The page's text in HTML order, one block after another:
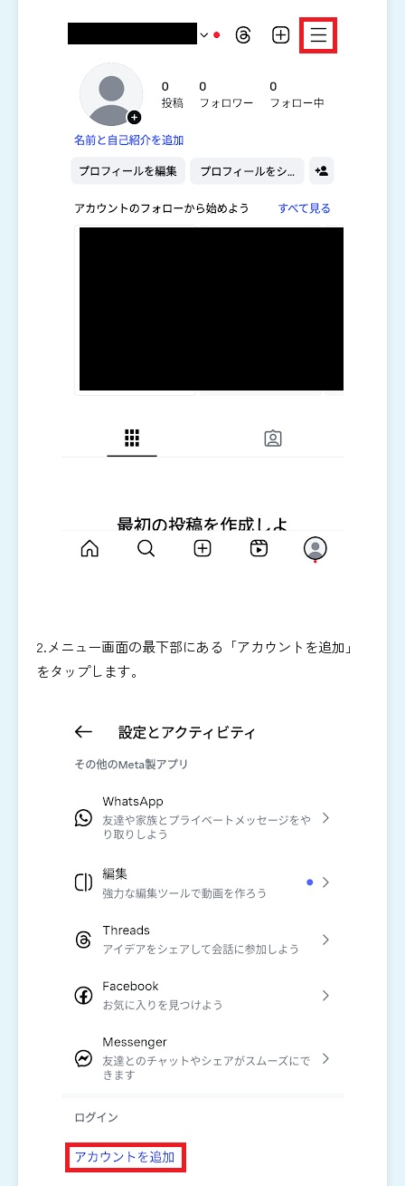
2.メニュー画面の最下部にある「アカウントを追加」
をタップします。